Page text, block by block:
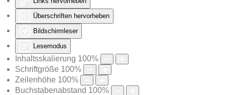
Überschriften hervorheben
Bildschirmleser
Lesemodus
Inhaltsskalierung 100%
Schriftgröße 100%
Zeilenhöhe 100%
Buchstabenabstand 100%